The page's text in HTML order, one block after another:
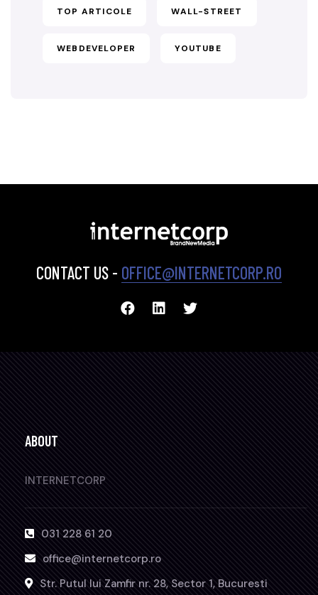
TOP ARTICOLE WALL-STREET
WEBDEVELOPER YOUTUBE
CONTACT US - OFFICE@INTERNETCORP.RO
ABOUT
INTERNETCORP
031 228 61 20
office@internetcorp.ro
Str. Putul lui Zamfir nr. 28, Sector 1, Bucuresti